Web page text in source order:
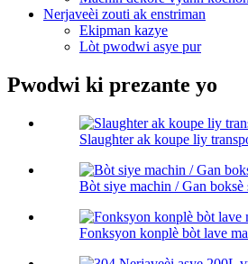
Nerjaveèi zouti ak enstriman
Ekipman kazye
Lòt pwodwi asye pur
Pwodwi ki prezante yo
Slaughter ak koupe liy
Bòt siye machin / Gan boksè
Fonksyon konplè bòt lave